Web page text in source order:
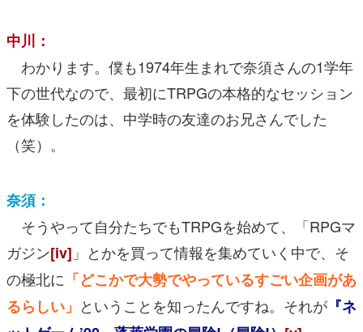
中川：
わかります。僕も1974年生まれで奈須さんの1学年
下の世代なので、最初にTRPGの本格的なセッション
を体験したのは、中学時の友達のお兄さんでした
（笑）。
奈須：
そうやって自分たちでもTRPGを始めて、「RPGマ
ガジン[iv] 」とかを買って情報を集めていく中で、そ
の極北に 「どこかで大勢でやっているすごい企画があ
るらしい」 ということを知ったんですね。それが 『ネ